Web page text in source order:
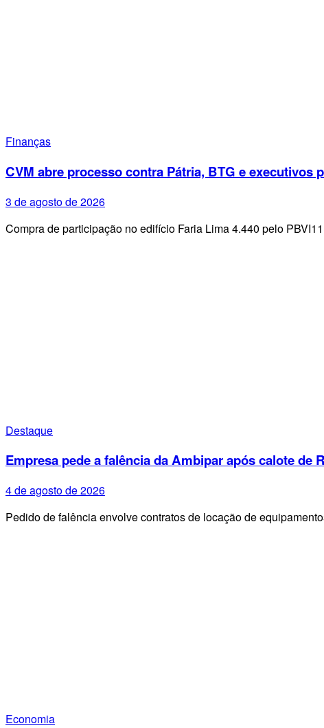
Finanças
CVM abre processo contra Pátria, BTG e executivos
3 de agosto de 2026
Compra de participação no edifício Faria Lima 4.440 pelo
Destaque
Empresa pede a falência da Ambipar após calote de
4 de agosto de 2026
Pedido de falência envolve contratos de locação de
Economia